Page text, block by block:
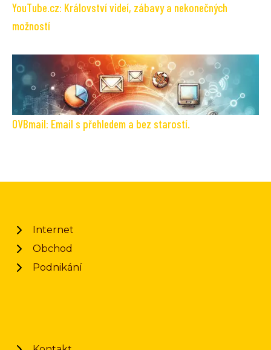
YouTube.cz: Království videí, zábavy a nekonečných
možností
OVBmail: Email s přehledem a bez starostí.
Internet
Obchod
Podnikání